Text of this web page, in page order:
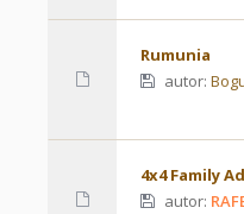
Rumunia
autor:
4x4 Family
autor: